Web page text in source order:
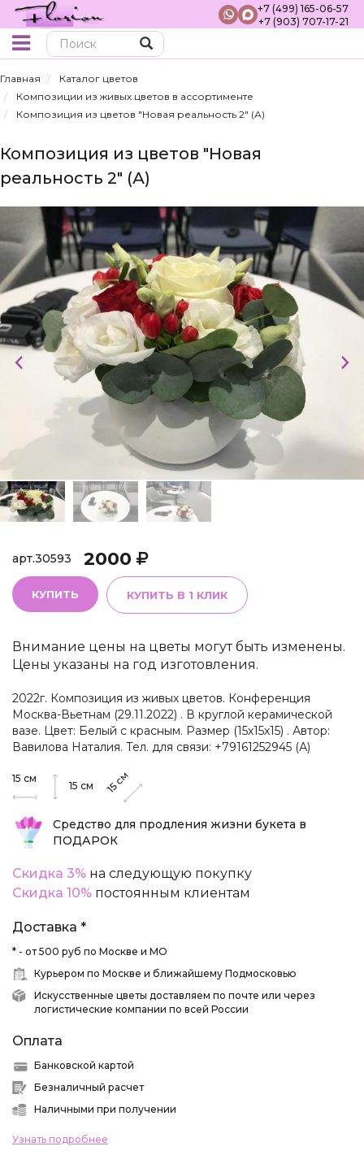
+7 (499) 165-06-57
+7 (903) 707-17-21
Главная
Каталог цветов
Композиции из живых цветов в ассортименте
Композиция из цветов "Новая реальность 2" (А)
Композиция из цветов "Новая
реальность 2" (А)
арт.30593 2000
КУПИТЬ КУПИТЬ В 1 КЛИК
Внимание цены на цветы могут быть изменены.
Цены указаны на год изготовления.
2022г. Композиция из живых цветов. Конференция
Москва-Вьетнам (29.11.2022) . В круглой керамической
вазе. Цвет: Белый с красным. Размер (15х15х15) . Автор:
Вавилова Наталия. Тел. для связи: +79161252945 (А)
15 см
15 см 15
см
Средство для продления жизни букета в
ПОДАРОК
Скидка 3% на следующую покупку
Скидка 10% постоянным клиентам
Доставка *
* - от 500 руб по Москве и МО
Курьером по Москве и ближайшему Подмосковью
Искусственные цветы доставляем по почте или через
логистические компании по всей России
Оплата
Банковской картой
Безналичный расчет
Наличными при получении
Узнать подробнее